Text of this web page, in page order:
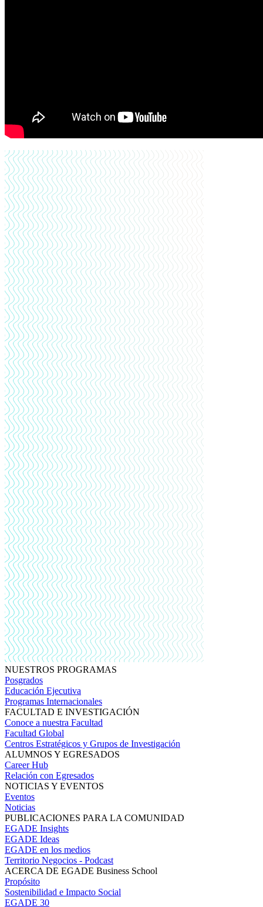
NUESTROS PROGRAMAS
Posgrados
Educación Ejecutiva
Programas Internacionales
FACULTAD E INVESTIGACIÓN
Conoce a nuestra Facultad
Facultad Global
Centros Estratégicos y Grupos de Investigación
ALUMNOS Y EGRESADOS
Career Hub
Relación con Egresados
NOTICIAS Y EVENTOS
Eventos
Noticias
PUBLICACIONES PARA LA COMUNIDAD
EGADE Insights
EGADE Ideas
EGADE en los medios
Territorio Negocios - Podcast
ACERCA DE EGADE Business School
Propósito
Sostenibilidad e Impacto Social
EGADE 30